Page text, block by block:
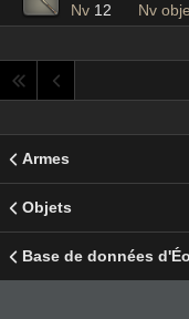
Nv 12 Nv
Armes
Objets
Base de données